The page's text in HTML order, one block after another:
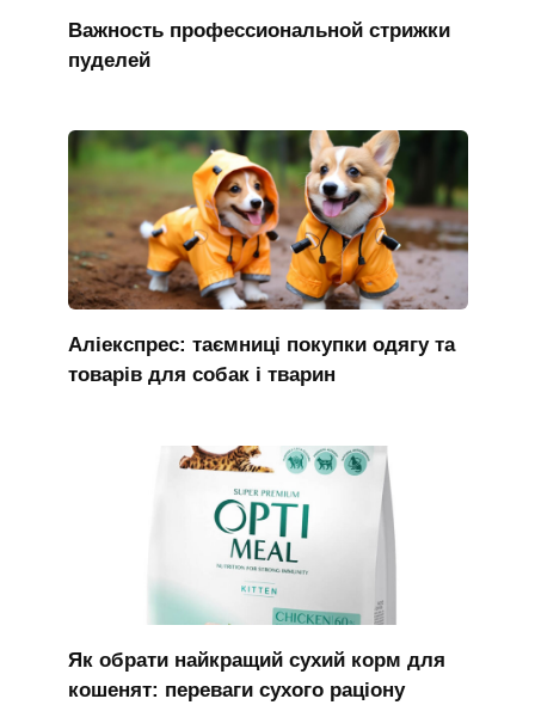
Важность профессиональной стрижки
пуделей
Аліекспрес: таємниці покупки одягу та
товарів для собак і тварин
Як обрати найкращий сухий корм для
кошенят: переваги сухого раціону